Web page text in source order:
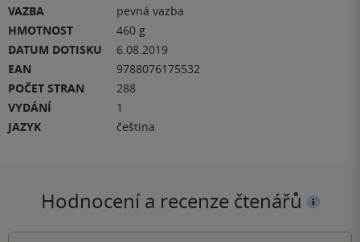
VAZBA
pevná vazba
HMOTNOST
460 g
DATUM DOTISKU
6.08.2019
EAN
9788076175532
POČET STRAN
288
VYDÁNÍ
1
JAZYK
čeština
Hodnocení a recenze čtenářů